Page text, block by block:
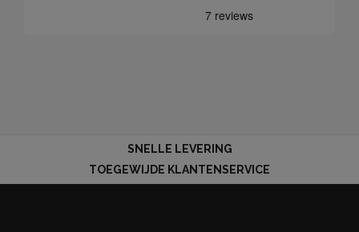
SNELLE LEVERING
TOEGEWIJDE KLANTENSERVICE